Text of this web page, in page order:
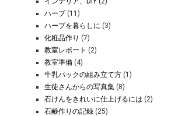
ハーブ (11)
ハーブを暮らしに (3)
化粧品作り (7)
教室レポート (2)
教室準備 (4)
牛乳パックの組み立て方 (1)
生徒さんからの写真集 (8)
石けんをきれいに仕上げるには (2)
石鹸作りの記録 (25)